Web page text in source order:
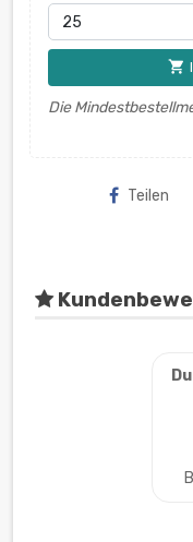
shopping_cart
Die
Teilen